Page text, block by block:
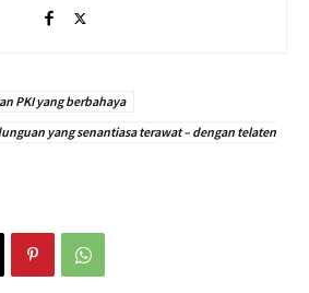
PKI yang berbahaya
yang senantiasa terawat – dengan telaten